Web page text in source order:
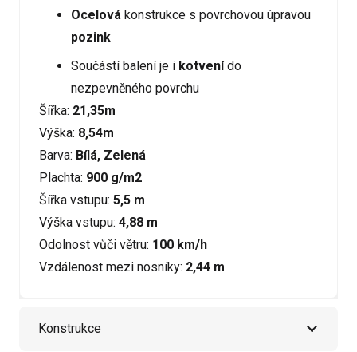
Ocelová konstrukce s povrchovou úpravou
pozink
Součástí balení je i kotvenído
nezpevněného povrchu
Šířka: 21,35m
Výška: 8,54m
Barva: Bílá, Zelená
Plachta: 900 g/m2
Šířka vstupu: 5,5 m
Výška vstupu: 4,88 m
Odolnost vůči větru: 100 km/h
Vzdálenost mezi nosníky: 2,44 m
Konstrukce